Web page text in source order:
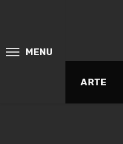
MENU
ARTE